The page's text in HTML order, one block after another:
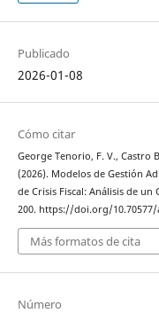
Publicado
2026-01-08
Cómo citar
George Tenorio, F. V., Castro
(2026). Modelos de Gestión
de Crisis Fiscal: Análisis de
200. https://doi.org/10.70577/
Más formatos de cita
Número